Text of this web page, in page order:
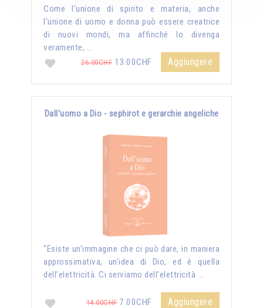
Come l'unione di spirito e materia, anche
l'unione di uomo e donna può essere creatrice
di nuovi mondi, ma affinché lo divenga
veramente, …
26.00CHF 13.00CHF Aggiungere
Dall'uomo a Dio - sephirot e gerarchie angeliche
“Esiste un’immagine che ci può dare, in maniera
approssimativa, un’idea di Dio, ed è quella
dell’elettricità. Ci serviamo dell’elettricità …
14.00CHF7.00CHF Aggiungere